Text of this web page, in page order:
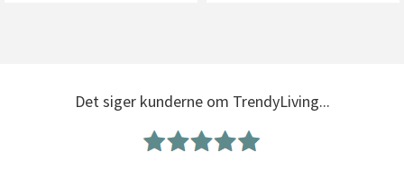
Det siger kunderne om TrendyLiving...